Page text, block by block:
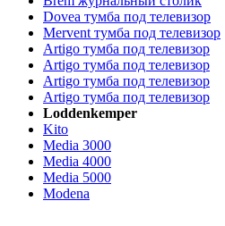
Dovea тумба под телевизор
Mervent тумба под телевизор
Artigo тумба под телевизор
Artigo тумба под телевизор
Artigo тумба под телевизор
Artigo тумба под телевизор
Loddenkemper
Kito
Media 3000
Media 4000
Media 5000
Modena